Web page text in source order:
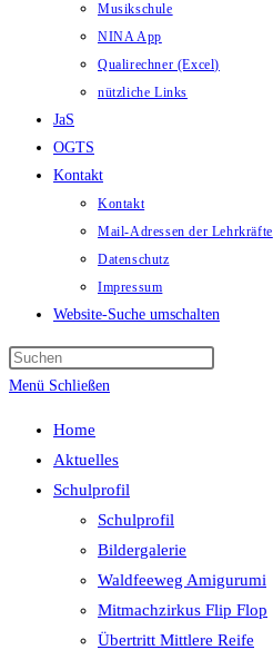
Musikschule
NINA App
Qualirechner (Excel)
nützliche Links
JaS
OGTS
Kontakt
Kontakt
Mail-Adressen der Lehrkräfte
Datenschutz
Impressum
Website-Suche umschalten
Menü Schließen
Home
Aktuelles
Schulprofil
Schulprofil
Bildergalerie
Waldfeeweg Amigurumi
Mitmachzirkus Flip Flop
Übertritt Mittlere Reife